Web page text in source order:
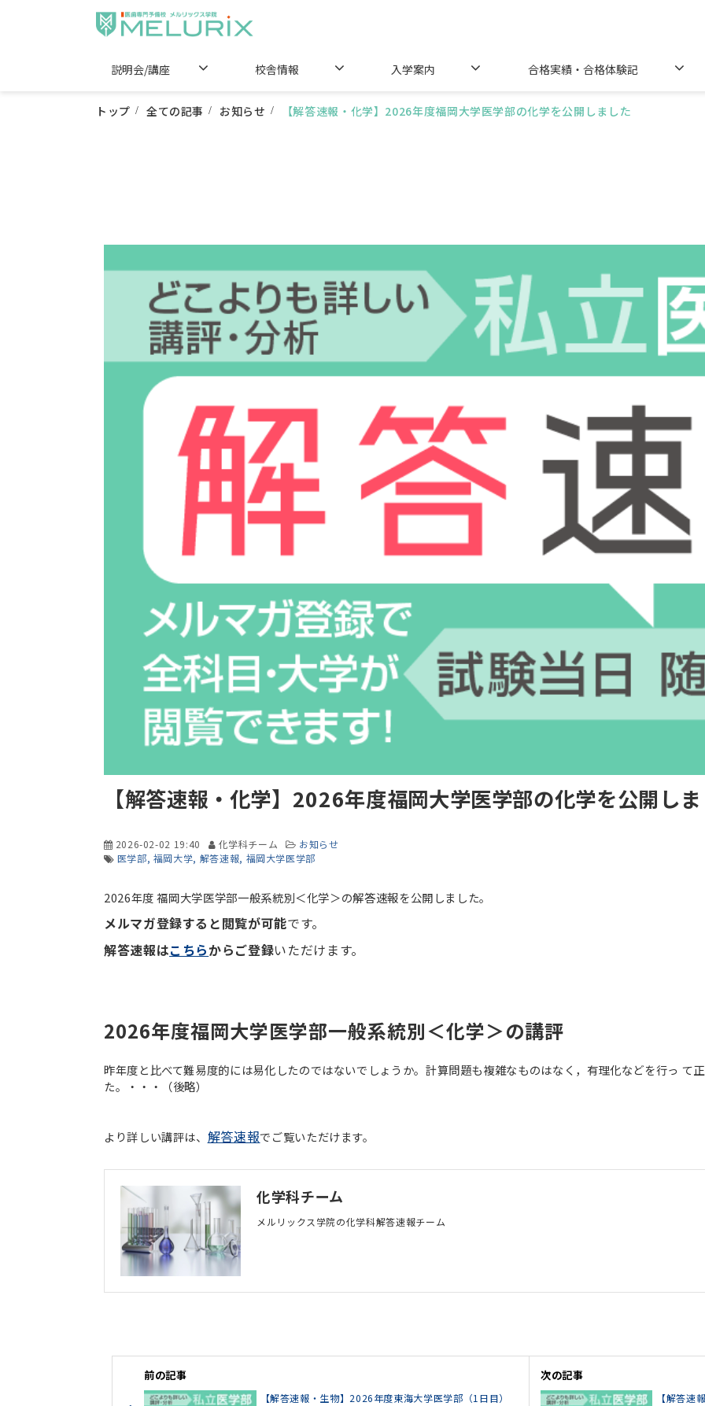
説明会/講座 校舎情報 入学案内 合格実績・合格体験記
トップ 全ての記事 お知らせ 【解答速報・化学】2026年度福岡大学医学部の化学を公開しました
【解答速報・化学】2026年度福岡大学医学部の化学を公開し
2026-02-02 19:40 化学科チーム
お知らせ
医学部 福岡大学 解答速報 福岡大学医学部
2026年度 福岡大学医学部一般系統別＜化学＞の解答速報を公開しました。
メルマガ登録すると閲覧が可能です。
解答速報はこちらからご登録いただけます。
2026年度福岡大学医学部一般系統別＜化学＞の講評
昨年度と比べて難易度的には易化したのではないでしょうか。計算問題も複雑なものはなく，有理化などを行っ て
た。・・・（後略）
より詳しい講評は、 解答速報でご覧いただけます。
化学科チーム
メルリックス学院の化学科解答速報チーム
前の記事
【解答速報・生物】2026年度東海大学医学部（1日目）
次の記事
【解答速